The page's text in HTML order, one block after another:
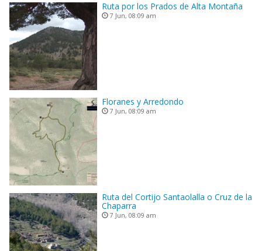
Ruta por los Prados de Alta Montaña
7 Jun, 08:09 am
Floranes y Arredondo
7 Jun, 08:09 am
Ruta del Cortijo Santaolalla o Cruz de la
Chaparra
7 Jun, 08:09 am